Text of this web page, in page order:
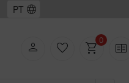
language
person favorite_border shopping_cart0 two_pager